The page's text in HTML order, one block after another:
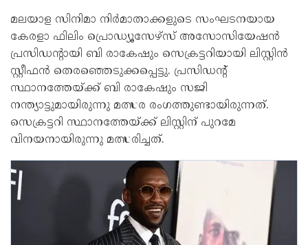
മലയാള സിനിമാ നിര്‍മാതാക്കളുടെ സംഘടനയായ
കേരളാ ഫിലിം പ്രൊഡ്യൂസേഴ്സ് അസോസിയേഷന്‍
പ്രസിഡന്റായി ബി രാകേഷും സെക്രട്ടറിയായി ലിസ്റ്റിന്‍
സ്റ്റീഫന്‍ തെരഞ്ഞെടുക്കപ്പെട്ടു. പ്രസിഡന്റ്
സ്ഥാനത്തേയ്ക്ക് ബി രാകേഷും സജി
നന്ത്യാട്ടുമായിരുന്നു മത്സര രംഗത്തുണ്ടായിരുന്നത്.
സെക്രട്ടറി സ്ഥാനത്തേയ്ക്ക് ലിസ്റ്റിന് പുറമേ
വിനയനായിരുന്നു മത്സരിച്ചത്.